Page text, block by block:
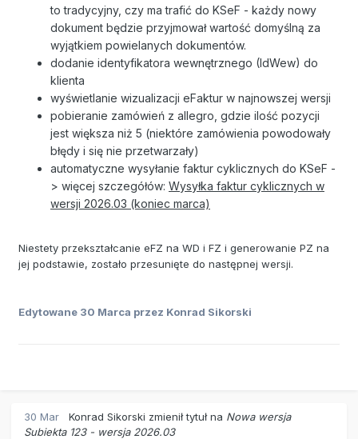
to tradycyjny, czy ma trafić do KSeF - każdy nowy
dokument będzie przyjmował wartość domyślną za
wyjątkiem powielanych dokumentów.
dodanie identyfikatora wewnętrznego (IdWew) do
klienta
wyświetlanie wizualizacji eFaktur w najnowszej wersji
pobieranie zamówień z allegro, gdzie ilość pozycji
jest większa niż 5 (niektóre zamówienia powodowały
błędy i się nie przetwarzały)
automatyczne wysyłanie faktur cyklicznych do KSeF -
> więcej szczegółów: Wysyłka faktur cyklicznych w
wersji 2026.03 (koniec marca)
Niestety przekształcanie eFZ na WD i FZ i generowanie PZ na
jej podstawie, zostało przesunięte do następnej wersji.
Edytowane 30 Marca przez Konrad Sikorski
30 Mar Konrad Sikorski zmienił tytuł na Nowa wersja
Subiekta 123 - wersja 2026.03